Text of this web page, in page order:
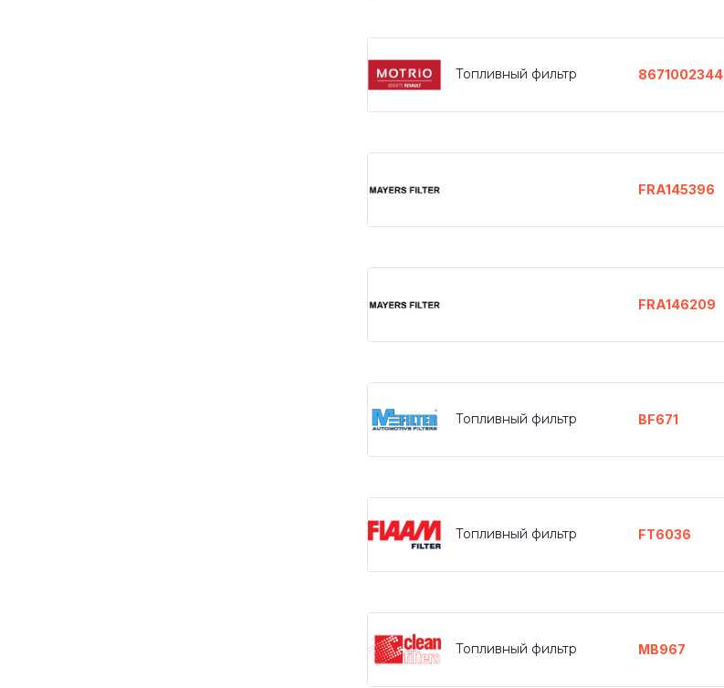
Топливный фильтр 8671002344
FRA145396
FRA146209
Топливный фильтр BF671
Топливный фильтр FT6036
Топливный фильтр MB967